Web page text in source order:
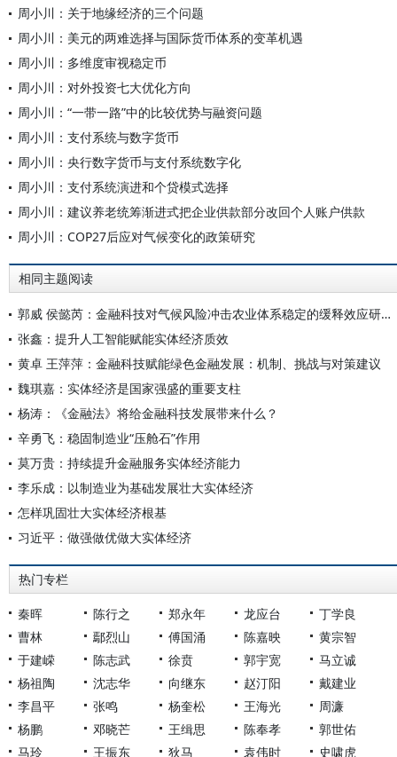
周小川：关于地缘经济的三个问题
周小川：美元的两难选择与国际货币体系的变革机遇
周小川：多维度审视稳定币
周小川：对外投资七大优化方向
周小川：“一带一路”中的比较优势与融资问题
周小川：支付系统与数字货币
周小川：央行数字货币与支付系统数字化
周小川：支付系统演进和个贷模式选择
周小川：建议养老统筹渐进式把企业供款部分改回个人账户供款
周小川：COP27后应对气候变化的政策研究
相同主题阅读
郭威 侯懿芮：金融科技对气候风险冲击农业体系稳定的缓释效应研究——兼论产业链和空间链的风险扩散机制
张鑫：提升人工智能赋能实体经济质效
黄卓 王萍萍：金融科技赋能绿色金融发展：机制、挑战与对策建议
魏琪嘉：实体经济是国家强盛的重要支柱
杨涛：《金融法》将给金融科技发展带来什么？
辛勇飞：稳固制造业“压舱石”作用
莫万贵：持续提升金融服务实体经济能力
李乐成：以制造业为基础发展壮大实体经济
怎样巩固壮大实体经济根基
习近平：做强做优做大实体经济
热门专栏
秦晖 陈行之 郑永年 龙应台
丁学良
曹林
鄢烈山 傅国涌 陈嘉映
黄宗智
于建嵘
陈志武 徐贲 郭宇宽
马立诚
杨祖陶
沈志华 向继东 赵汀阳
戴建业
李昌平
张鸣 杨奎松 王海光
周濂
杨鹏
邓晓芒 王缉思 陈奉孝
郭世佑
马玲
王振东 狄马 袁伟时 史啸虎